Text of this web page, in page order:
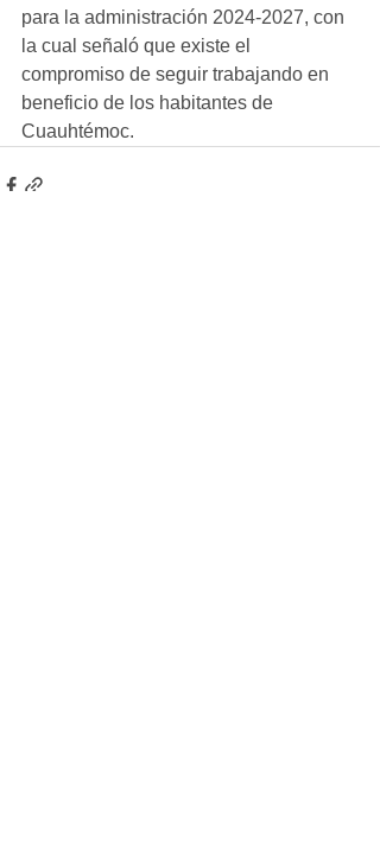
para la administración 2024-2027, con
la cual señaló que existe el
compromiso de seguir trabajando en
beneficio de los habitantes de
Cuauhtémoc.